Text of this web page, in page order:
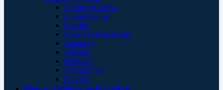
Einsatzrucksäcke
Einsatztaschen
Pouches
Massive Hemorrhage
Atemweg
Atmung
Kreislauf
Wärmeerhalt
Zubehör